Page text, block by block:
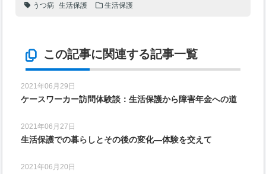
うつ病 生活保護 生活保護
この記事に関連する記事一覧
2021年06月29日
ケースワーカー訪問体験談：生活保護から障害年金への道
2021年06月27日
生活保護での暮らしとその後の変化―体験を交えて
2021年06月20日